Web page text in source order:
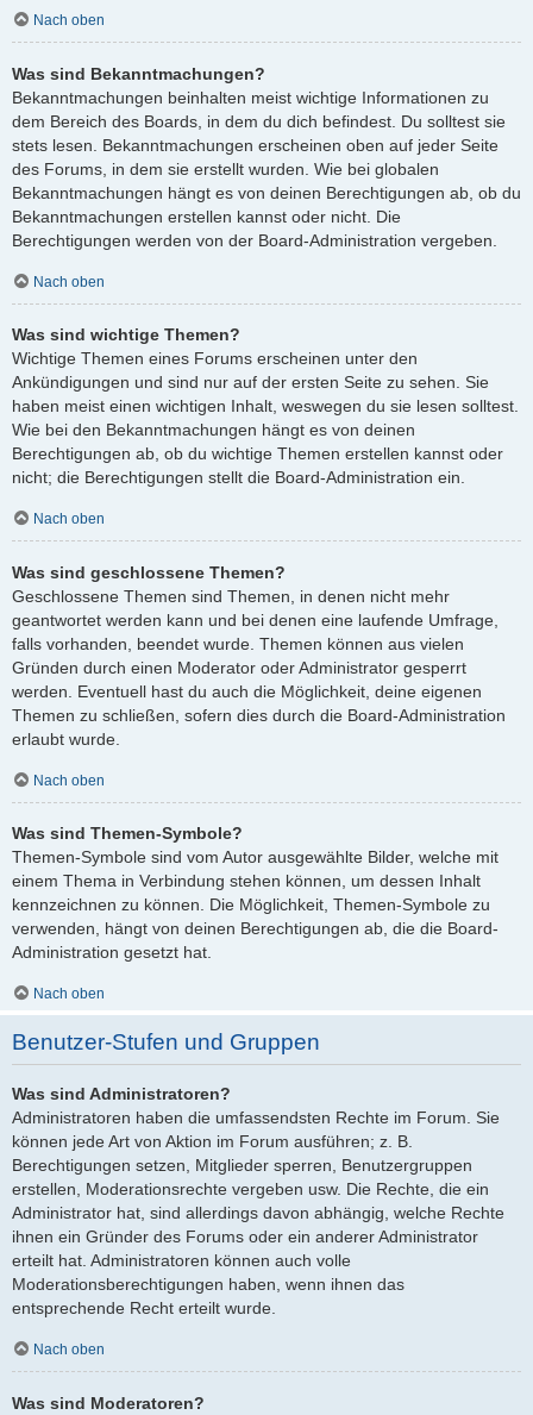
Nach oben
Was sind Bekanntmachungen?
Bekanntmachungen beinhalten meist wichtige Informationen zu
dem Bereich des Boards, in dem du dich befindest. Du solltest sie
stets lesen. Bekanntmachungen erscheinen oben auf jeder Seite
des Forums, in dem sie erstellt wurden. Wie bei globalen
Bekanntmachungen hängt es von deinen Berechtigungen ab, ob du
Bekanntmachungen erstellen kannst oder nicht. Die
Berechtigungen werden von der Board-Administration vergeben.
Nach oben
Was sind wichtige Themen?
Wichtige Themen eines Forums erscheinen unter den
Ankündigungen und sind nur auf der ersten Seite zu sehen. Sie
haben meist einen wichtigen Inhalt, weswegen du sie lesen solltest.
Wie bei den Bekanntmachungen hängt es von deinen
Berechtigungen ab, ob du wichtige Themen erstellen kannst oder
nicht; die Berechtigungen stellt die Board-Administration ein.
Nach oben
Was sind geschlossene Themen?
Geschlossene Themen sind Themen, in denen nicht mehr
geantwortet werden kann und bei denen eine laufende Umfrage,
falls vorhanden, beendet wurde. Themen können aus vielen
Gründen durch einen Moderator oder Administrator gesperrt
werden. Eventuell hast du auch die Möglichkeit, deine eigenen
Themen zu schließen, sofern dies durch die Board-Administration
erlaubt wurde.
Nach oben
Was sind Themen-Symbole?
Themen-Symbole sind vom Autor ausgewählte Bilder, welche mit
einem Thema in Verbindung stehen können, um dessen Inhalt
kennzeichnen zu können. Die Möglichkeit, Themen-Symbole zu
verwenden, hängt von deinen Berechtigungen ab, die die Board-
Administration gesetzt hat.
Nach oben
Benutzer-Stufen und Gruppen
Was sind Administratoren?
Administratoren haben die umfassendsten Rechte im Forum. Sie
können jede Art von Aktion im Forum ausführen; z. B.
Berechtigungen setzen, Mitglieder sperren, Benutzergruppen
erstellen, Moderationsrechte vergeben usw. Die Rechte, die ein
Administrator hat, sind allerdings davon abhängig, welche Rechte
ihnen ein Gründer des Forums oder ein anderer Administrator
erteilt hat. Administratoren können auch volle
Moderationsberechtigungen haben, wenn ihnen das
entsprechende Recht erteilt wurde.
Nach oben
Was sind Moderatoren?